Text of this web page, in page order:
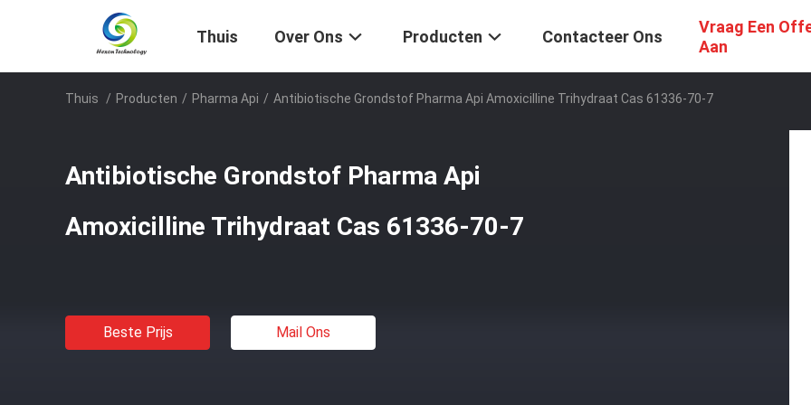
Thuis Over Ons Producten Contacteer Ons
Vraag Een
Aan
Thuis / Producten / Pharma Api / Antibiotische Grondstof Pharma Api Amoxicilline Trihydraat Cas 61336-70-7
Antibiotische Grondstof Pharma Api
Amoxicilline Trihydraat Cas 61336-70-7
Beste Prijs Mail Ons